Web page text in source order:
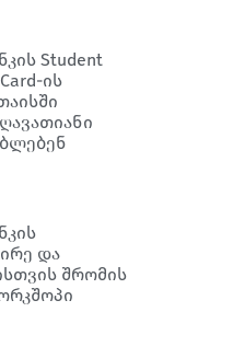
Student
ის
და
შრომის